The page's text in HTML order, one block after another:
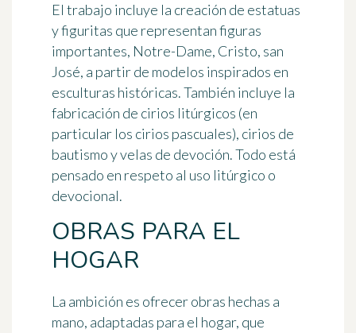
El trabajo incluye la creación de estatuas
y figuritas que representan figuras
importantes, Notre-Dame, Cristo, san
José, a partir de modelos inspirados en
esculturas históricas. También incluye la
fabricación de cirios litúrgicos (en
particular los cirios pascuales), cirios de
bautismo y velas de devoción. Todo está
pensado en respeto al uso litúrgico o
devocional.
OBRAS PARA EL
HOGAR
La ambición es ofrecer obras hechas a
mano, adaptadas para el hogar, que